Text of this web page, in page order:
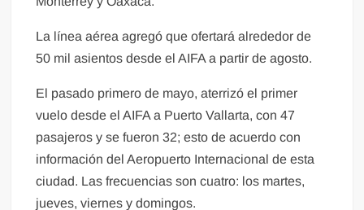
La línea aérea agregó que ofertará alrededor de
50 mil asientos desde el AIFA a partir de agosto.
El pasado primero de mayo, aterrizó el primer
vuelo desde el AIFA a Puerto Vallarta, con 47
pasajeros y se fueron 32; esto de acuerdo con
información del Aeropuerto Internacional de esta
ciudad. Las frecuencias son cuatro: los martes,
jueves, viernes y domingos.